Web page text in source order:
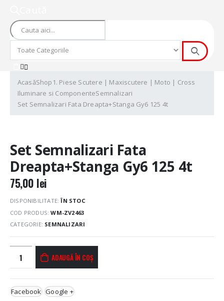
AcasăShop 1. Piese Scutere | Maxiscutere | Moto | Cross
Iluminare si ComponenteSemnalizari
Set Semnalizari Fata Dreapta+Stanga Gy6 125 4t
Set Semnalizari Fata
Dreapta+Stanga Gy6 125 4t
75,00 lei
DISPONIBILITATE:ÎN STOC
COD PRODUS:WM-ZV2463
CATEGORIE: SEMNALIZARI
ADAUGĂ ÎN COȘ
Facebook Google +